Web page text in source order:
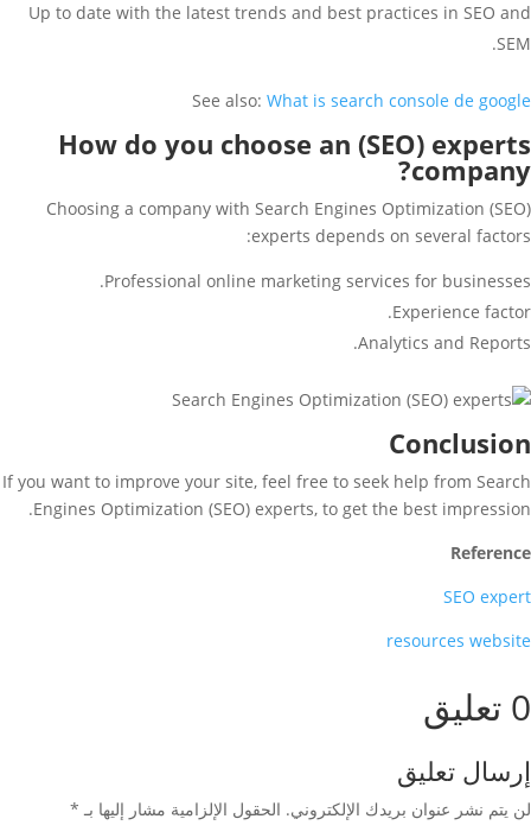
Up to date with the latest trends and best practices in SEO and
SEM.
See also: What is search console de google
How do you choose an (SEO) experts
company?
Choosing a company with Search Engines Optimization (SEO)
experts depends on several factors:
Professional online marketing services for businesses.
Experience factor.
Analytics and Reports.
Conclusion
If you want to improve your site, feel free to seek help from Search
Engines Optimization (SEO) experts, to get the best impression.
Reference
SEO expert
resources website
0 تعليق
إرسال تعليق
لن يتم نشر عنوان بريدك الإلكتروني. الحقول الإلزامية مشار إليها بـ *